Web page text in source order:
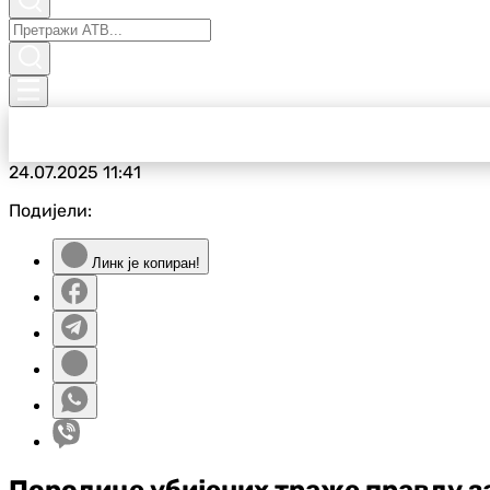
24.07.202511:41
Подијели:
Линк је копиран!